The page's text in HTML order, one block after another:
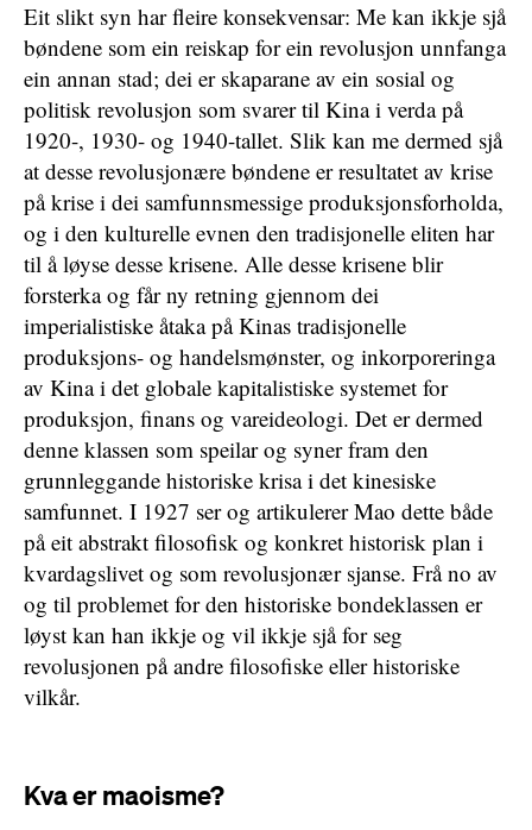
Eit slikt syn har fleire konsekvensar: Me kan ikkje sjå
bøndene som ein reiskap for ein revolusjon unnfanga
ein annan stad; dei er skaparane av ein sosial og
politisk revolusjon som svarer til Kina i verda på
1920-, 1930- og 1940-tallet. Slik kan me dermed sjå
at desse revolusjonære bøndene er resultatet av krise
på krise i dei samfunnsmessige produksjonsforholda,
og i den kulturelle evnen den tradisjonelle eliten har
til å løyse desse krisene. Alle desse krisene blir
forsterka og får ny retning gjennom dei
imperialistiske åtaka på Kinas tradisjonelle
produksjons- og handelsmønster, og inkorporeringa
av Kina i det globale kapitalistiske systemet for
produksjon, finans og vareideologi. Det er dermed
denne klassen som speilar og syner fram den
grunnleggande historiske krisa i det kinesiske
samfunnet. I 1927 ser og artikulerer Mao dette både
på eit abstrakt filosofisk og konkret historisk plan i
kvardagslivet og som revolusjonær sjanse. Frå no av
og til problemet for den historiske bondeklassen er
løyst kan han ikkje og vil ikkje sjå for seg
revolusjonen på andre filosofiske eller historiske
vilkår.
Kva er maoisme?